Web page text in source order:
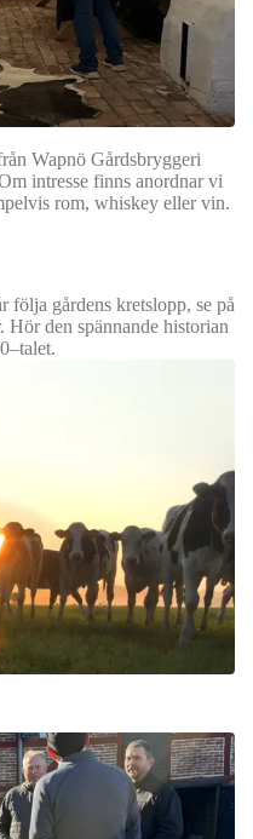
Wapnö Gårdsbryggeri
intresse finns anordnar vi
rom, whiskey eller vin.
gårdens kretslopp, se på
den spännande historian